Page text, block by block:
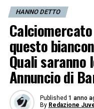
HANNO DETTO
questo
Quali saranno
Annuncio di
Published 1 anno
By Redazione